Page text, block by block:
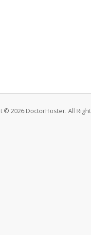
© 2026 DoctorHoster. All